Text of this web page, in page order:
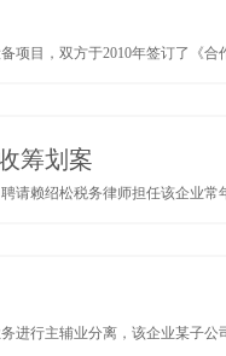
项目，双方于2010年签订了《合
筹划案
请赖绍松税务律师担任该企业常
进行主辅业分离，该企业某子公